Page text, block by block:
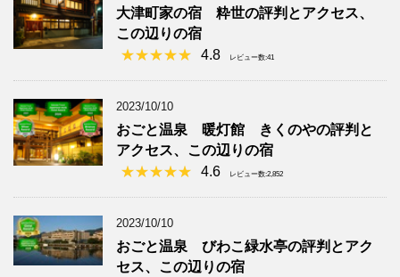
大津町家の宿 粋世の評判とアクセス、
この辺りの宿
4.8
レビュー数:41
2023/10/10
おごと温泉 暖灯館 きくのやの評判と
アクセス、この辺りの宿
4.6
レビュー数:2,852
2023/10/10
おごと温泉 びわこ緑水亭の評判とアク
セス、この辺りの宿